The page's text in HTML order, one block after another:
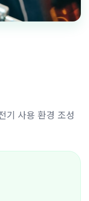
기 사용 환경 조성